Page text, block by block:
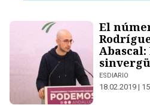
El
Abascal:
ESDIARIO
18.02.2019 |